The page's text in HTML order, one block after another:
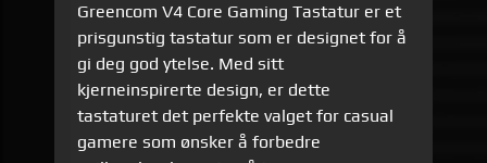
Greencom V4 Core Gaming Tastatur er et
prisgunstig tastatur som er designet for å
gi deg god ytelse. Med sitt
kjerneinspirerte design, er dette
tastaturet det perfekte valget for casual
gamere som ønsker å forbedre